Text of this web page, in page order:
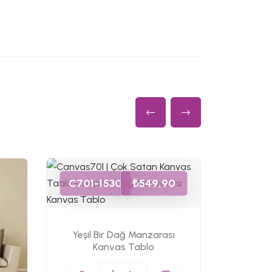
C701-1530 ₺549,90
Yeşil Bir Dağ Manzarası
Kanvas Tablo